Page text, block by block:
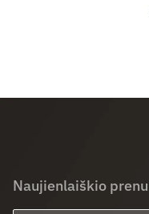
Naujienlaiškio